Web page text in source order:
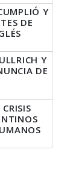
Y
DE
Y
DE